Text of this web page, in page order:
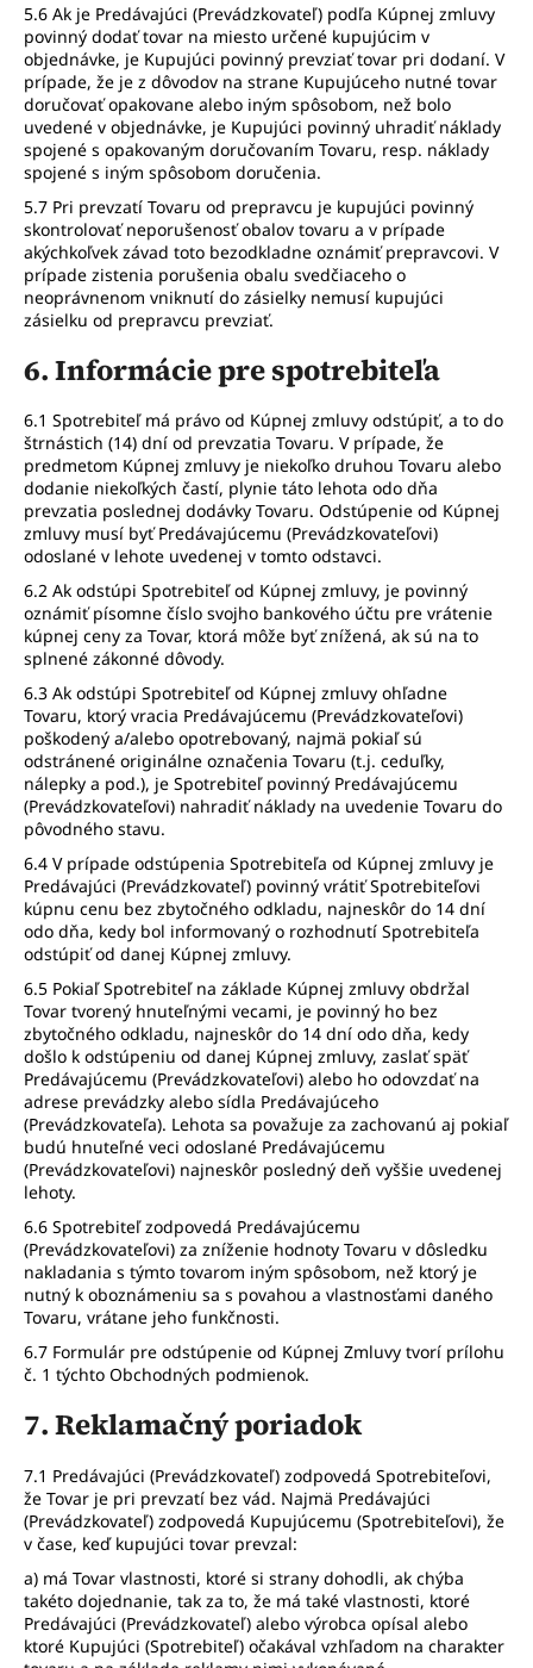
5.6 Ak je Predávajúci (Prevádzkovateľ) podľa Kúpnej zmluvy
povinný dodať tovar na miesto určené kupujúcim v
objednávke, je Kupujúci povinný prevziať tovar pri dodaní. V
prípade, že je z dôvodov na strane Kupujúceho nutné tovar
doručovať opakovane alebo iným spôsobom, než bolo
uvedené v objednávke, je Kupujúci povinný uhradiť náklady
spojené s opakovaným doručovaním Tovaru, resp. náklady
spojené s iným spôsobom doručenia.
5.7 Pri prevzatí Tovaru od prepravcu je kupujúci povinný
skontrolovať neporušenosť obalov tovaru a v prípade
akýchkoľvek závad toto bezodkladne oznámiť prepravcovi. V
prípade zistenia porušenia obalu svedčiaceho o
neoprávnenom vniknutí do zásielky nemusí kupujúci
zásielku od prepravcu prevziať.
6. Informácie pre spotrebiteľa
6.1 Spotrebiteľ má právo od Kúpnej zmluvy odstúpiť, a to do
štrnástich (14) dní od prevzatia Tovaru. V prípade, že
predmetom Kúpnej zmluvy je niekoľko druhou Tovaru alebo
dodanie niekoľkých častí, plynie táto lehota odo dňa
prevzatia poslednej dodávky Tovaru. Odstúpenie od Kúpnej
zmluvy musí byť Predávajúcemu (Prevádzkovateľovi)
odoslané v lehote uvedenej v tomto odstavci.
6.2 Ak odstúpi Spotrebiteľ od Kúpnej zmluvy, je povinný
oznámiť písomne číslo svojho bankového účtu pre vrátenie
kúpnej ceny za Tovar, ktorá môže byť znížená, ak sú na to
splnené zákonné dôvody.
6.3 Ak odstúpi Spotrebiteľ od Kúpnej zmluvy ohľadne
Tovaru, ktorý vracia Predávajúcemu (Prevádzkovateľovi)
poškodený a/alebo opotrebovaný, najmä pokiaľ sú
odstránené originálne označenia Tovaru (t.j. ceduľky,
nálepky a pod.), je Spotrebiteľ povinný Predávajúcemu
(Prevádzkovateľovi) nahradiť náklady na uvedenie Tovaru do
pôvodného stavu.
6.4 V prípade odstúpenia Spotrebiteľa od Kúpnej zmluvy je
Predávajúci (Prevádzkovateľ) povinný vrátiť Spotrebiteľovi
kúpnu cenu bez zbytočného odkladu, najneskôr do 14 dní
odo dňa, kedy bol informovaný o rozhodnutí Spotrebiteľa
odstúpiť od danej Kúpnej zmluvy.
6.5 Pokiaľ Spotrebiteľ na základe Kúpnej zmluvy obdržal
Tovar tvorený hnuteľnými vecami, je povinný ho bez
zbytočného odkladu, najneskôr do 14 dní odo dňa, kedy
došlo k odstúpeniu od danej Kúpnej zmluvy, zaslať späť
Predávajúcemu (Prevádzkovateľovi) alebo ho odovzdať na
adrese prevádzky alebo sídla Predávajúceho
(Prevádzkovateľa). Lehota sa považuje za zachovanú aj pokiaľ
budú hnuteľné veci odoslané Predávajúcemu
(Prevádzkovateľovi) najneskôr posledný deň vyššie uvedenej
lehoty.
6.6 Spotrebiteľ zodpovedá Predávajúcemu
(Prevádzkovateľovi) za zníženie hodnoty Tovaru v dôsledku
nakladania s týmto tovarom iným spôsobom, než ktorý je
nutný k oboznámeniu sa s povahou a vlastnosťami daného
Tovaru, vrátane jeho funkčnosti.
6.7 Formulár pre odstúpenie od Kúpnej Zmluvy tvorí prílohu
č. 1 týchto Obchodných podmienok.
7. Reklamačný poriadok
7.1 Predávajúci (Prevádzkovateľ) zodpovedá Spotrebiteľovi,
že Tovar je pri prevzatí bez vád. Najmä Predávajúci
(Prevádzkovateľ) zodpovedá Kupujúcemu (Spotrebiteľovi), že
v čase, keď kupujúci tovar prevzal:
a) má Tovar vlastnosti, ktoré si strany dohodli, ak chýba
takéto dojednanie, tak za to, že má také vlastnosti, ktoré
Predávajúci (Prevádzkovateľ) alebo výrobca opísal alebo
ktoré Kupujúci (Spotrebiteľ) očakával vzhľadom na charakter